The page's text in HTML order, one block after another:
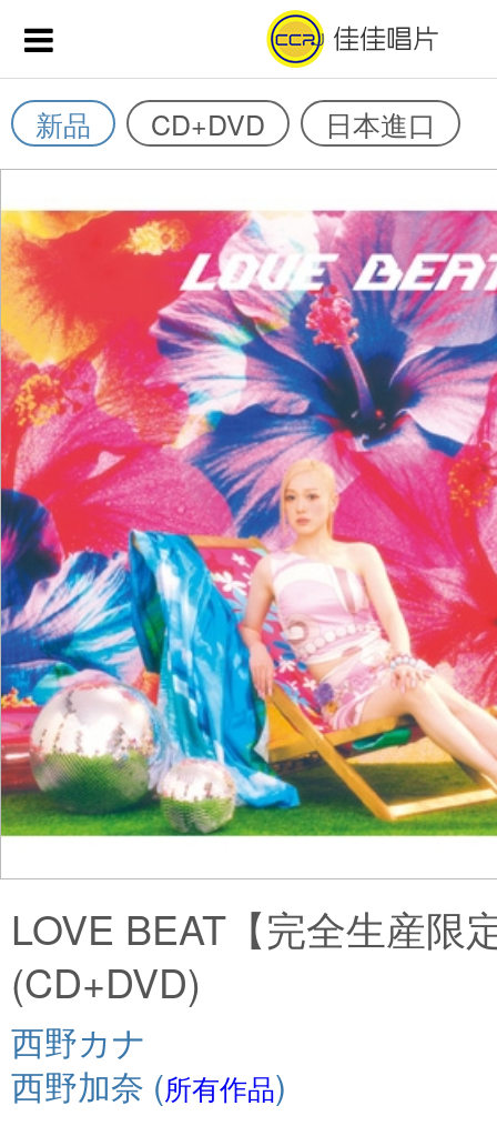
新品 CD+DVD 日本進口
LOVE BEAT【完全生産限
(CD+DVD)
西野カナ
西野加奈 (所有作品)